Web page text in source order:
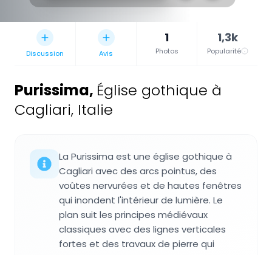
Discussion Avis
1
Photos
1,3k
Popularité
Purissima, Église gothique à
Cagliari, Italie
La Purissima est une église gothique à
Cagliari avec des arcs pointus, des
voûtes nervurées et de hautes fenêtres
qui inondent l'intérieur de lumière. Le
plan suit les principes médiévaux
classiques avec des lignes verticales
fortes et des travaux de pierre qui